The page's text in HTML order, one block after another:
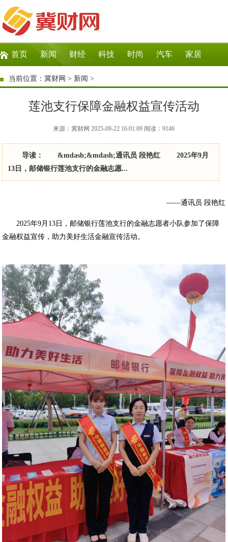
首页 新闻 财经 科技 时尚 汽车 家居
生活 教育 企业
当前位置：冀财网 > 新闻 >
莲池支行保障金融权益宣传活动
来源：冀财网 2025-09-22 16:01:09 阅读：9146
导读： &mdash;&mdash;通讯员 段艳红 2025年9月
13日，邮储银行莲池支行的金融志愿...
——通讯员 段艳红
2025年9月13日，邮储银行莲池支行的金融志愿者小队参加了保障
金融权益宣传，助力美好生活金融宣传活动。